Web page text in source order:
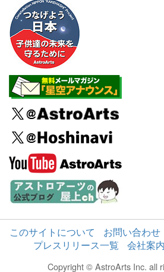
このサイトについて お問い合わせ
プレスリリース一覧
会社案内
Copyright © AstroArts Inc. all